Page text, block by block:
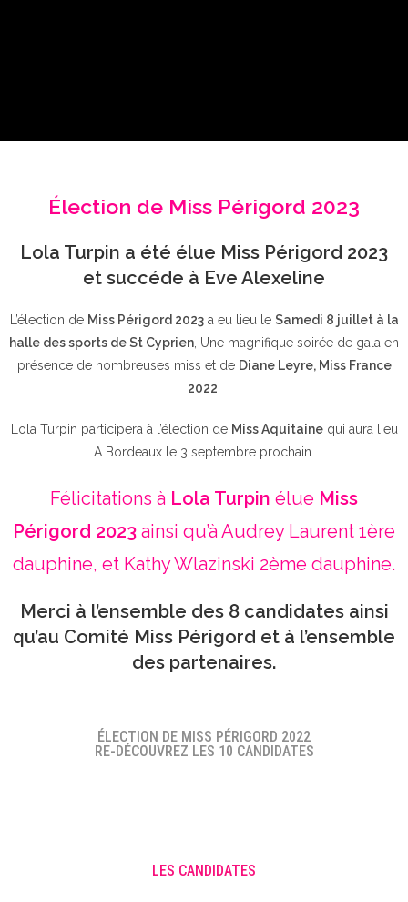
Élection de Miss Périgord 2023
Lola Turpin a été élue Miss Périgord 2023
et succéde à Eve Alexeline
L’élection de Miss Périgord 2023a eu lieu le Samedi 8 juillet à la
halle des sports de St Cyprien , Une magnifique soirée de gala en
présence de nombreuses miss et de Diane Leyre, Miss France
2022
Lola Turpin participera à l’élection de Miss Aquitainequi aura lieu
A Bordeaux le 3 septembre prochain.
Félicitations à Lola Turpin élue Miss
Périgord 2023 ainsi qu’à Audrey Laurent 1ère
dauphine, et Kathy Wlazinski 2ème dauphine.
Merci à l’ensemble des 8 candidates ainsi
qu’au Comité Miss Périgord et à l’ensemble
des partenaires.
ÉLECTION DE MISS PÉRIGORD 2022
RE-DÉCOUVREZ LES 10 CANDIDATES
LES CANDIDATES